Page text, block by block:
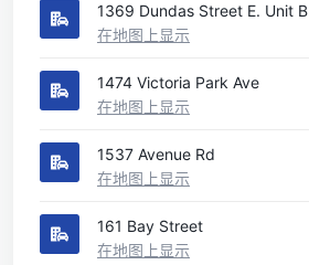
1369 Dundas Street E. Unit B
在地图上显示
1474 Victoria Park Ave
在地图上显示
1537 Avenue Rd
在地图上显示
161 Bay Street
在地图上显示